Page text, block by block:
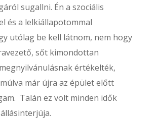
sugallni. Én a szociális
és a lelkiállapotommal
utólag be kell látnom, nem hogy
sőt kimondottan
értékelték,
már újra az épület előtt
Talán ez volt minden idők